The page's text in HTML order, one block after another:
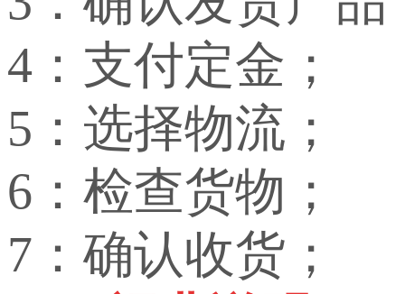
4：支付定金；
5：选择物流；
6：检查货物；
7：确认收货；